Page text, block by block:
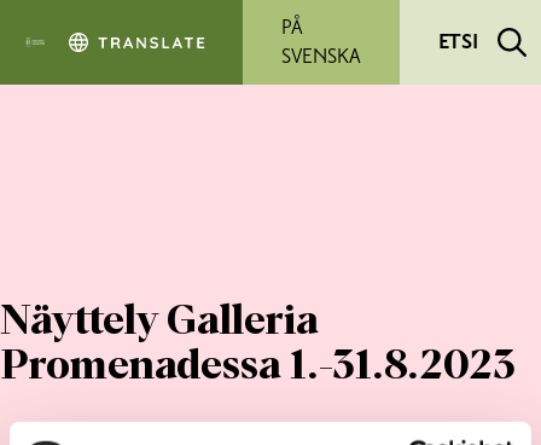
PÅ
SVENSKA
ETSI
Näyttely Galleria
Promenadessa 1.-31.8.2023